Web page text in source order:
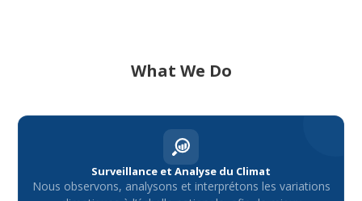
What We Do
Surveillance et Analyse du Climat
Nous observons, analysons et interprétons les variations